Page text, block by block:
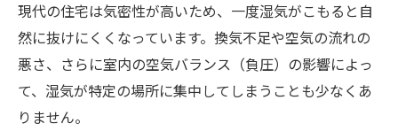
現代の住宅は気密性が高いため、一度湿気がこもると自
然に抜けにくくなっています。換気不足や空気の流れの
悪さ、さらに室内の空気バランス（負圧）の影響によっ
て、湿気が特定の場所に集中してしまうことも少なくあ
りません。